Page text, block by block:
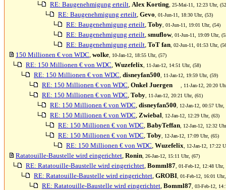
RE: Baugenehmigung erteilt, Alex Korting , 25-Mai-11, 12:23 Uhr,
RE: Baugenehmigung erteilt, Gevo , 01-Jun-11, 18:30 Uhr, (53)
RE: Baugenehmigung erteilt, Toby , 01-Jun-11, 19:01 Uhr, (54)
RE: Baugenehmigung erteilt, smuflow, 01-Jun-11, 19:09 Uhr,
RE: Baugenehmigung erteilt, ToT fan , 02-Jun-11, 01:53 Uhr,
150 Millionen € von WDC, wolke , 10-Jan-12, 18:55 Uhr, (57)
RE: 150 Millionen € von WDC, Wuzefelix , 11-Jan-12, 14:51 Uhr, (58)
RE: 150 Millionen € von WDC, disneyfan500 , 11-Jan-12, 19:59 Uhr, (59)
RE: 150 Millionen € von WDC, Onkel Juergen , 11-Jan-12, 20:20
RE: 150 Millionen € von WDC, Toby , 11-Jan-12, 20:21 Uhr, (61)
RE: 150 Millionen € von WDC, disneyfan500 , 12-Jan-12, 00:57 Uhr,
RE: 150 Millionen € von WDC, Zwiebal , 12-Jan-12, 12:29 Uhr, (63)
RE: 150 Millionen € von WDC, BabyTeffan , 12-Jan-12, 12:32
RE: 150 Millionen € von WDC, Toby , 12-Jan-12, 17:09 Uhr, (65)
RE: 150 Millionen € von WDC, Wuzefelix , 12-Jan-12, 17:22
Ratatouille-Baustelle wird eingerichtet, Ronin , 26-Jan-12, 15:11 Uhr, (67)
RE: Ratatouille-Baustelle wird eingerichtet, Bomml87 , 01-Feb-12, 12:48 Uhr,
RE: Ratatouille-Baustelle wird eingerichtet, GROBI , 01-Feb-12, 16:01
RE: Ratatouille-Baustelle wird eingerichtet, Bomml87 , 03-Feb-12,